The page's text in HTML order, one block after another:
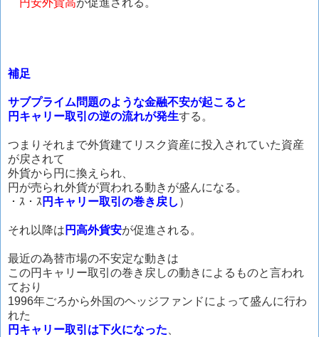
補足
サブプライム問題のような金融不安が起こると
円キャリー取引の逆の流れが発生する。
つまりそれまで外貨建てリスク資産に投入されていた資産
が戻されて
外貨から円に換えられ、
円が売られ外貨が買われる動きが盛んになる。
・ｽ・ｽ円キャリー取引の巻き戻し ）
それ以降は 円高外貨安が促進される。
最近の為替市場の不安定な動きは
この円キャリー取引の巻き戻しの動きによるものと言われ
ており
1996年ごろから外国のヘッジファンドによって盛んに行わ
れた
円キャリー取引は下火になった